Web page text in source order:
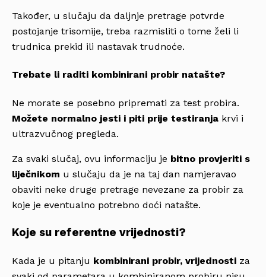
Također, u slučaju da daljnje pretrage potvrde
postojanje trisomije, treba razmisliti o tome želi li
trudnica prekid ili nastavak trudnoće.
Trebate li raditi kombinirani probir natašte?
Ne morate se posebno pripremati za test probira.
Možete normalno jesti i piti prije testiranja krvi i
ultrazvučnog pregleda.
Za svaki slučaj, ovu informaciju je bitno provjeriti s
liječnikom u slučaju da je na taj dan namjeravao
obaviti neke druge pretrage nevezane za probir za
koje je eventualno potrebno doći natašte.
Koje su referentne vrijednosti?
Kada je u pitanju kombinirani probir, vrijednosti za